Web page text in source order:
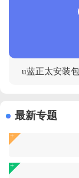
u蓝正太安装
最新专题